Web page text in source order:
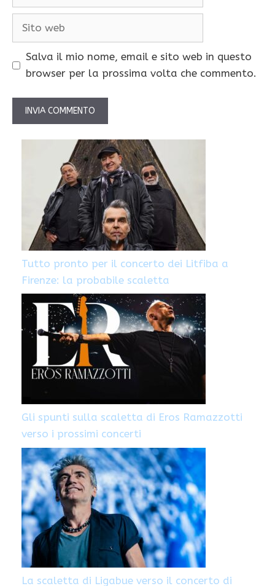
Sito
Salva il mio nome, email e sito web in questo
browser per la prossima volta che commento.
Tutto pronto per il concerto dei Litfiba a
Firenze: la probabile scaletta
Gli spunti sulla scaletta di Eros Ramazzotti
verso i prossimi concerti
La scaletta di Ligabue verso il concerto di